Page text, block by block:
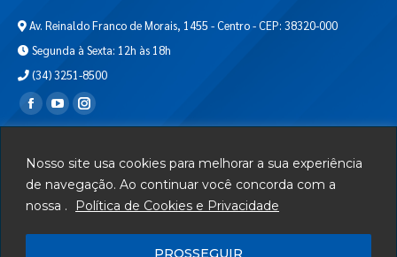
Nosso site usa cookies para melhorar a sua experiência
de navegação. Ao continuar você concorda com a
nossa .
Política de Cookies e Privacidade
PROSSEGUIR
Av. Reinaldo Franco de Morais, 1455 - Centro - CEP: 38320-000
Segunda à Sexta: 12h às 18h
(34) 3251-8500
Encontre-nos em:
Departamento de T.I.
Serviços
Telefones Úteis